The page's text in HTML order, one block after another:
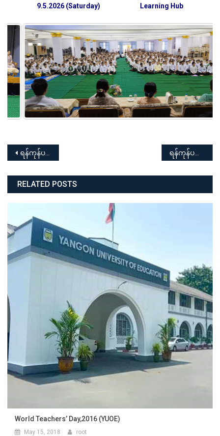
9.5.2026 (Saturday) Learning Hub
Post
navigation
ရန်ကုန်ပညာရေးတက္ကသိုလ် ၂၀၂၅-၂၀၂၆ ပညာသင်နှစ် PG Dip-Ed (Batch-3) ကျောင်းသား/သူများ မောင်မယ်သစ်လွင်ကြိုဆိုပွဲအခမ်းအနား (Fresher’s Welcome) ရန်ကုန်ပညာရေးတက္ကသိုလ်၏ ဖွဲ့စည်းပုံပြင်ဆင်ရေးဆွဲရေးအတွက် ပါမောက္ခချုပ်၊ ဒုတိယပါမောက္ခချုပ်များ၊ သင်ကြားရေးနှင့် စီမံခန့်ခွဲရေးဌာနများမှ ဌာနမှူးများ ဆွေးနွေးညှိနှိုင်းခြင်း
RELATED POSTS
World Teachers’ Day,2016 (YUOE)
May 15, 2018 root